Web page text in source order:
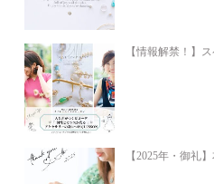
【情報解禁！】
【2025年・御礼